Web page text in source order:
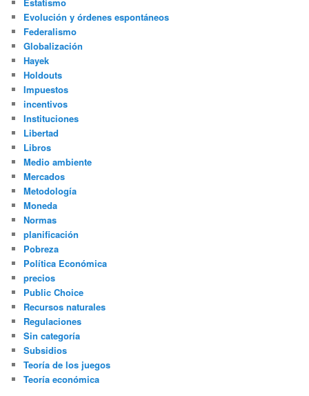
Evolución y órdenes espontáneos
Federalismo
Globalización
Hayek
Holdouts
Impuestos
incentivos
Instituciones
Libertad
Libros
Medio ambiente
Mercados
Metodología
Moneda
Normas
planificación
Pobreza
Política Económica
precios
Public Choice
Recursos naturales
Regulaciones
Sin categoría
Subsidios
Teoría de los juegos
Teoría económica